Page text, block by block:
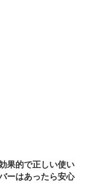
果的で正しい使い
ーはあったら安心